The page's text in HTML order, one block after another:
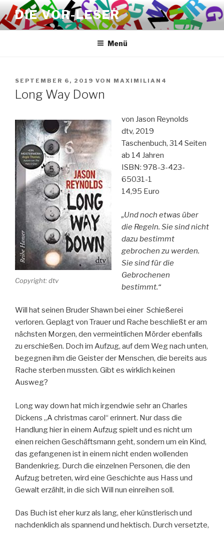
Zum
Inhalt
springen
DIE VOR-LESER
Menü
VERÖFFENTLICHT
AM
SEPTEMBER 6, 2019 VON MAXIMILIAN4
Long Way Down
Copyright: dtv
von Jason Reynolds
dtv, 2019
Taschenbuch, 314 Seiten
ab 14 Jahren
ISBN: 978-3-423-
65031-1
14,95 Euro
„Und noch etwas über
die Regeln. Sie sind nicht
dazu bestimmt
gebrochen zu werden.
Sie sind für die
Gebrochenen
bestimmt.“
Will hat seinen Bruder Shawn bei einer Schießerei
verloren. Geplagt von Trauer und Rache beschließt er am
nächsten Morgen, den vermeintlichen Mörder ebenfalls
zu erschießen. Doch im Aufzug, auf dem Weg nach unten,
begegnen ihm die Geister der Menschen, die bereits aus
Rache sterben mussten. Gibt es wirklich keinen
Ausweg?
Long way down hat mich irgendwie sehr an Charles
Dickens „A christmas carol“ erinnert. Nur dass die
Handlung hier in einem Aufzug spielt und es nicht um
einen reichen Geschäftsmann geht, sondern um ein Kind,
das gefangenen ist in einem nicht enden wollenden
Bandenkrieg. Durch die einzelnen Personen, die den
Aufzug betreten, wird eine Geschichte aus Hass und
Gewalt erzählt, in die sich Will nun einreihen soll.
Das Buch ist eher kurz als lang, eher künstlerisch und
nachdenklich als spannend und hektisch. Durch versetzte,